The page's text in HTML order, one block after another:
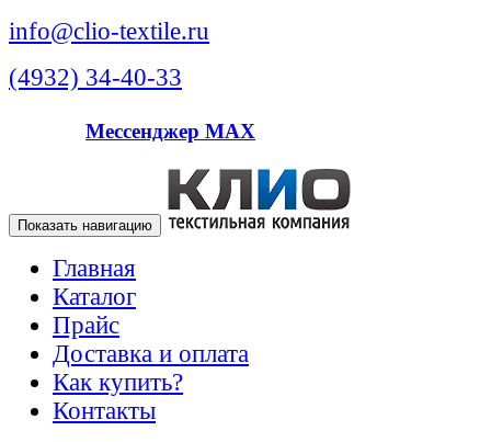
info@clio-textile.ru
(4932) 34-40-33
Мессенджер MAX
Показать навигацию
Главная
Каталог
Прайс
Доставка и оплата
Как купить?
Контакты